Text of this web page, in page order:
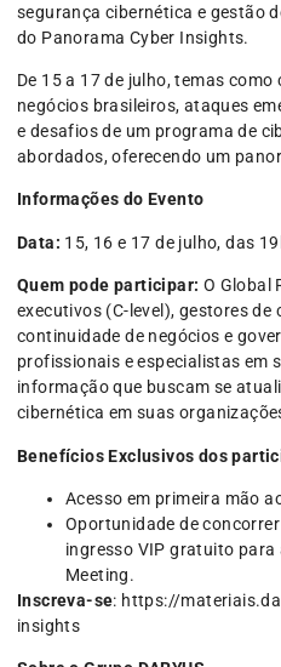
segurança cibernética e gestão
do Panorama Cyber Insights.
De 15 a 17 de julho, temas
negócios brasileiros, ataques
e desafios de um programa de
abordados, oferecendo um
Informações do Evento
Data: 15, 16 e 17 de julho, das
Quem pode participar: O Global
executivos (C-level), gestores de
continuidade de negócios e
profissionais e especialistas em
informação que buscam se
cibernética em suas
Benefícios Exclusivos dos
Acesso em primeira mão
Oportunidade de
ingresso VIP gratuito para
Meeting.
Inscreva-se: https://
insights